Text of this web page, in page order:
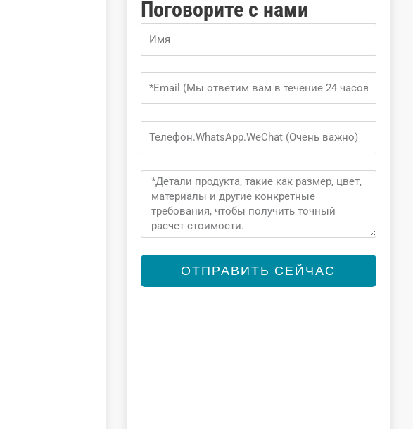
Поговорите с нами
Email
Message
ОТПРАВИТЬ СЕЙЧАС